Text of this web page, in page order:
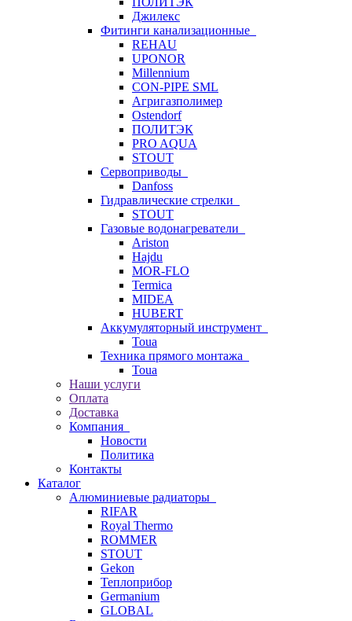
Джилекс
Фитинги канализационные
REHAU
UPONOR
Millennium
CON-PIPE SML
Агригазполимер
Ostendorf
ПОЛИТЭК
PRO AQUA
STOUT
Сервоприводы
Danfoss
Гидравлические стрелки
STOUT
Газовые водонагреватели
Ariston
Hajdu
MOR-FLO
Termica
MIDEA
HUBERT
Аккумуляторный инструмент
Toua
Техника прямого монтажа
Toua
Наши услуги
Оплата
Доставка
Компания
Новости
Политика
Контакты
Каталог
Алюминиевые радиаторы
RIFAR
Royal Thermo
ROMMER
STOUT
Gekon
Теплоприбор
Germanium
GLOBAL